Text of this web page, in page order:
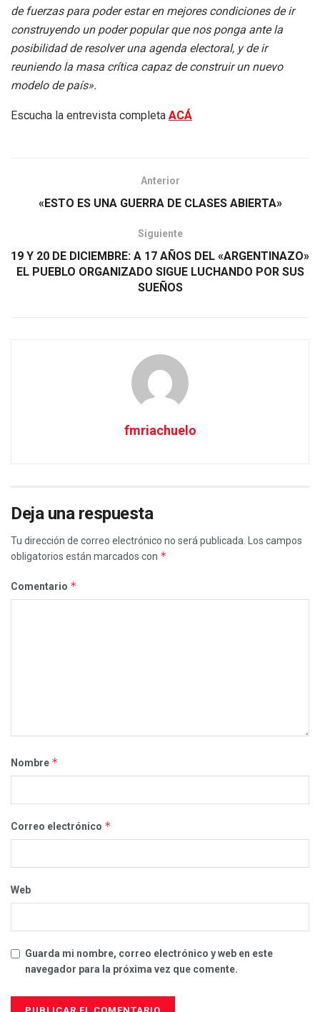
de fuerzas para poder estar en mejores condiciones de ir
construyendo un poder popular que nos ponga ante la
posibilidad de resolver una agenda electoral, y de ir
reuniendo la masa crítica capaz de construir un nuevo
modelo de país».
Escucha la entrevista completa ACÁ
Anterior
«ESTO ES UNA GUERRA DE CLASES ABIERTA»
Siguiente
19 Y 20 DE DICIEMBRE: A 17 AÑOS DEL «ARGENTINAZO»
EL PUEBLO ORGANIZADO SIGUE LUCHANDO POR SUS
SUEÑOS
fmriachuelo
Deja una respuesta
Tu dirección de correo electrónico no será publicada.
Los campos
obligatorios están marcados con *
Comentario *
Nombre *
Correo electrónico *
Web
Guarda mi nombre, correo electrónico y web en este
navegador para la próxima vez que comente.